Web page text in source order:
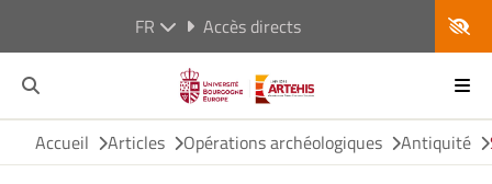
FR Accès directs
Accueil Articles Opérations archéologiques Antiquité